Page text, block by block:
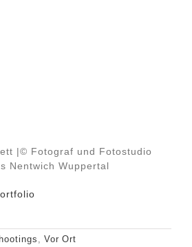
|© Fotograf und Fotostudio
Nentwich Wuppertal
, Vor Ort